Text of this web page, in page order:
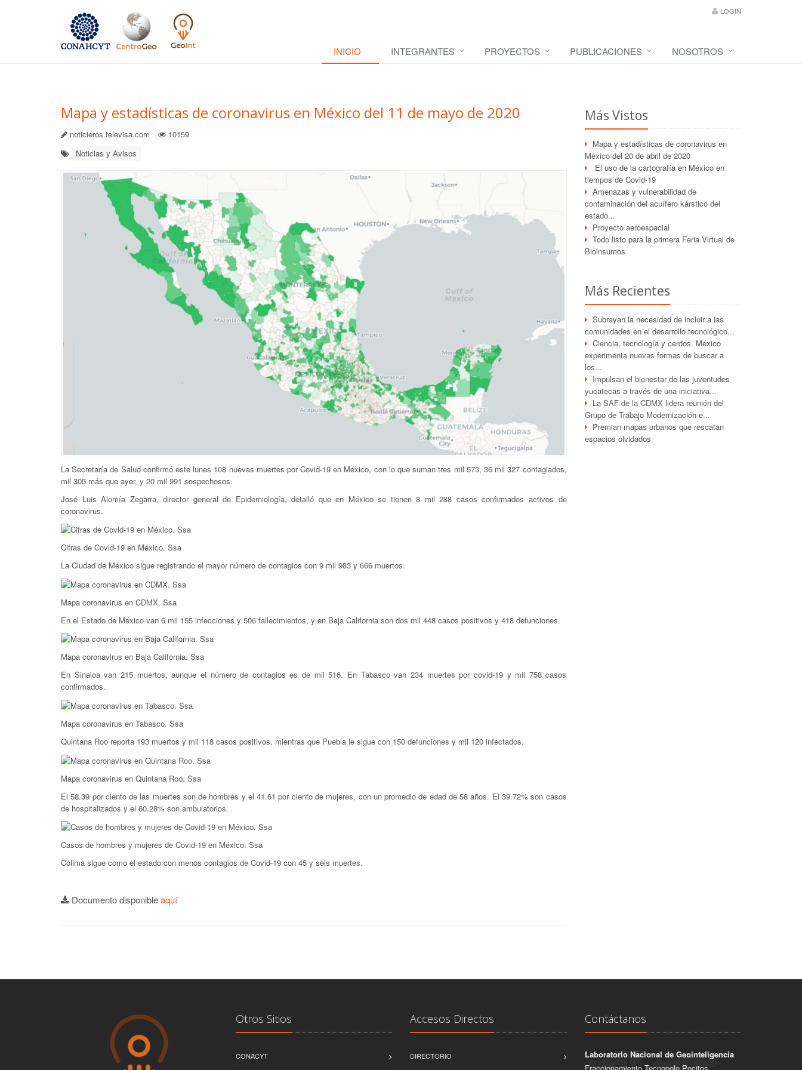
LOGIN
INICIO INTEGRANTES PROYECTOS PUBLICACIONES NOSOTROS
Mapa y estadísticas de coronavirus en México del 11 de mayo de 2020
noticieros.televisa.com
10159
Noticias y Avisos
La Secretaría de Salud confirmó este lunes 108 nuevas muertes por Covid-19 en México, con lo que suman tres mil 573, 36 mil 327 contagiados,
mil 305 más que ayer, y 20 mil 991 sospechosos.
José Luis Alomía Zegarra, director general de Epidemiología, detalló que en México se tienen 8 mil 288 casos confirmados activos de
coronavirus.
Cifras de Covid-19 en México. Ssa
La Ciudad de México sigue registrando el mayor número de contagios con 9 mil 983 y 666 muertos.
Mapa coronavirus en CDMX. Ssa
En el Estado de México van 6 mil 155 infecciones y 506 fallecimientos, y en Baja California son dos mil 448 casos positivos y 418 defunciones.
Mapa coronavirus en Baja California. Ssa
En Sinaloa van 215 muertos, aunque el número de contagios es de mil 516. En Tabasco van 234 muertes por covid-19 y mil 758 casos
confirmados.
Mapa coronavirus en Tabasco. Ssa
Quintana Roo reporta 193 muertos y mil 118 casos positivos, mientras que Puebla le sigue con 150 defunciones y mil 120 infectados.
Mapa coronavirus en Quintana Roo. Ssa
El 58.39 por ciento de las muertes son de hombres y el 41.61 por ciento de mujeres, con un promedio de edad de 58 años. El 39.72% son casos
de hospitalizados y el 60.28% son ambulatorios.
Casos de hombres y mujeres de Covid-19 en México. Ssa
Colima sigue como el estado con menos contagios de Covid-19 con 45 y seis muertes.
Documento disponibleaquí
Más Vistos
Mapa y estadísticas de coronavirus en
México del 20 de abril de 2020
El uso de la cartografía en México en
tiempos de Covid-19
Amenazas y vulnerabilidad de
contaminación del acuífero kárstico del
estado...
Proyecto aeroespacial
Todo listo para la primera Feria Virtual de
Bioinsumos
Más Recientes
Subrayan la necesidad de incluir a las
comunidades en el desarrollo tecnológico...
Ciencia, tecnología y cerdos. México
experimenta nuevas formas de buscar a
los...
Impulsan el bienestar de las juventudes
yucatecas a través de una iniciativa...
La SAF de la CDMX lidera reunión del
Grupo de Trabajo Modernización e...
Premian mapas urbanos que rescatan
espacios olvidados
Otros Sitios
CONACYT
Accesos Directos
DIRECTORIO
Contáctanos
Laboratorio Nacional de Geointeligencia